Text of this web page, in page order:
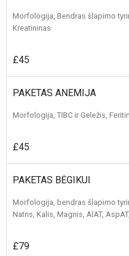
Morfologija, Bendras šlapimo
Kreatininas
£45
PAKETAS ANEMIJA
Morfologija, TIBC ir Geležis,
£45
PAKETAS BĖGIKUI
Morfologija, bendras šlapimo
Natris, Kalis, Magnis, AlAT,
£79